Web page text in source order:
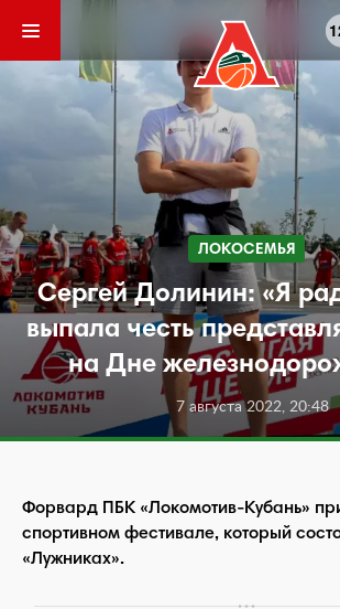
ЛОКОСЕМЬЯ
Сергей Долинин: «Я
выпала честь
на Дне
7 августа 2022, 20:48
Форвард ПБК «Локомотив-Кубань»
спортивном фестивале, который
«Лужниках».